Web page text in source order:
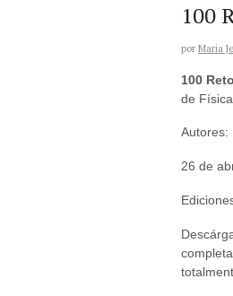
100
por Maria
100
de
Autores:
26 de